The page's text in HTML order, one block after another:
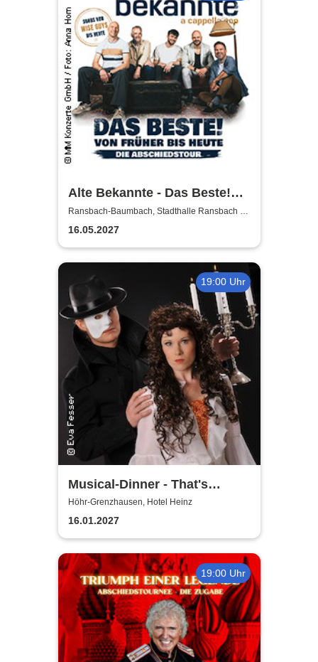
Alte Bekannte - Das Beste!
Von Früher bis Heute
Ransbach-Baumbach, Stadthalle Ransbach -
Baumbach
16.05.2027
19:00 Uhr
Musical-Dinner - That's
Entertainment
Höhr-Grenzhausen, Hotel Heinz
16.01.2027
19:00 Uhr